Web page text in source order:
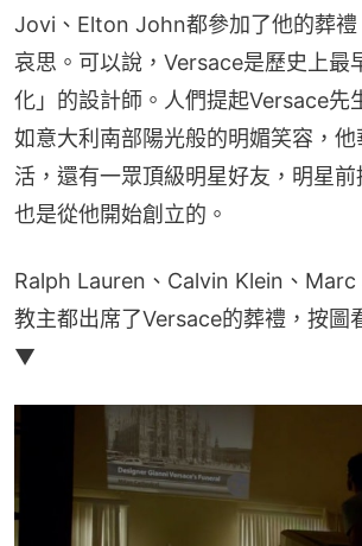
Jovi、Elton John都參加了他的葬禮
哀思。可以說，Versace是歷史上最
化」的設計師。人們提起Versace先
如意大利南部陽光般的明媚笑容，
活，還有一眾頂級明星好友，明星前
也是從他開始創立的。
Ralph Lauren、Calvin Klein、
教主都出席了Versace的葬禮，按圖
▼